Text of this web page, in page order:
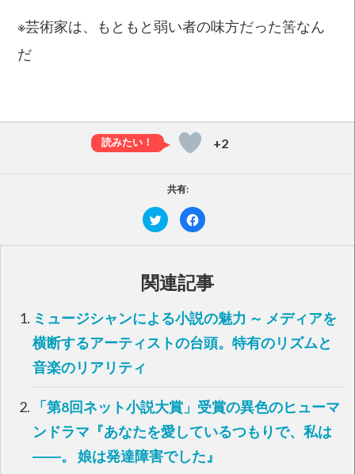
※芸術家は、もともと弱い者の味方だった筈なん
だ
+2
共有:
ク
リ
ク
T
w
i
t
e
で
共
し
い
ウ
ィ
ン
ド
で
開
F
a
e
o
k
で
有
す
に
は
ク
し
て
く
だ
さ
(
新
関連記事
ミュージシャンによる小説の魅力 ～ メディアを
横断するアーティストの台頭。特有のリズムと
音楽のリアリティ
「第8回ネット小説大賞」受賞の異色のヒューマ
ンドラマ『あなたを愛しているつもりで、私は
――。 娘は発達障害でした』